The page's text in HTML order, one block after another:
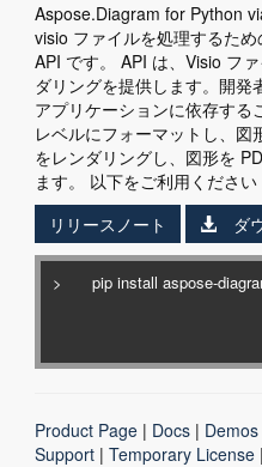
Aspose.Diagram for Python
visio ファイルを処理するた
API です。 API は、Visio フ
ダリングを提供します。開
アプリケーションに依存する
レベルにフォーマットし、
をレンダリングし、図形を
ます。 以下をご利用ください
リリースノート
ダ
>
Product Page | Docs | Demos
Support | Temporary License